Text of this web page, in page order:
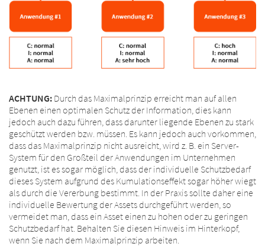
ACHTUNG: Durch das Maximalprinzip erreicht man auf allen
Ebenen einen optimalen Schutz der Information, dies kann
jedoch auch dazu führen, dass darunter liegende Ebenen zu stark
geschützt werden bzw. müssen. Es kann jedoch auch vorkommen,
dass das Maximalprinzip nicht ausreicht, wird z. B. ein Server-
System für den Großteil der Anwendungen im Unternehmen
genutzt, ist es sogar möglich, dass der individuelle Schutzbedarf
dieses System aufgrund des Kumulationseffekt sogar höher wiegt
als durch die Vererbung bestimmt. In der Praxis sollte daher eine
individuelle Bewertung der Assets durchgeführt werden, so
vermeidet man, dass ein Asset einen zu hohen oder zu geringen
Schutzbedarf hat. Behalten Sie diesen Hinweis im Hinterkopf,
wenn Sie nach dem Maximalprinzip arbeiten.